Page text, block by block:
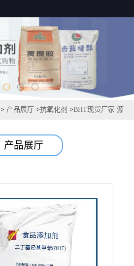
> 产品展厅 >抗氧化剂 >BHT现货厂家 源
产品展厅